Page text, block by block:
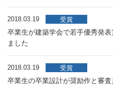
2018.03.19 受賞
卒業生が建築学会で若手優秀発
ました
2018.03.19 受賞
卒業生の卒業設計が奨励作と審